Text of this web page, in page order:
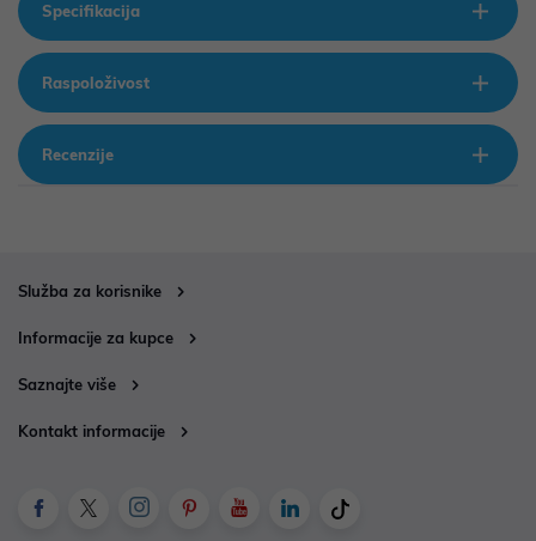
Specifikacija
Raspoloživost
Recenzije
Služba za korisnike
Informacije za kupce
Saznajte više
Kontakt informacije